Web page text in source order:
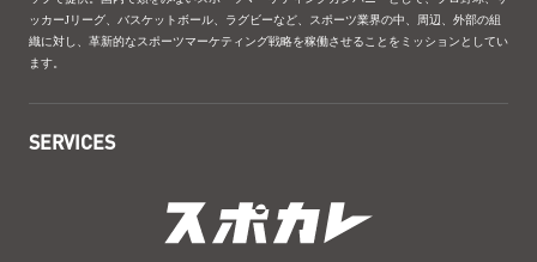
ッカーJリーグ、バスケットボール、ラグビーなど、スポーツ業界の中、周辺、外部の組
織に対し、革新的なスポーツマーケティング戦略を稼働させることをミッションとしてい
ます。
SERVICES